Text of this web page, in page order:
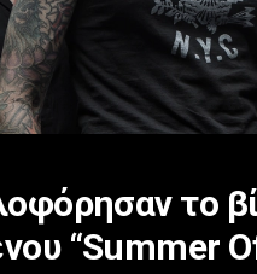
το
“Summer